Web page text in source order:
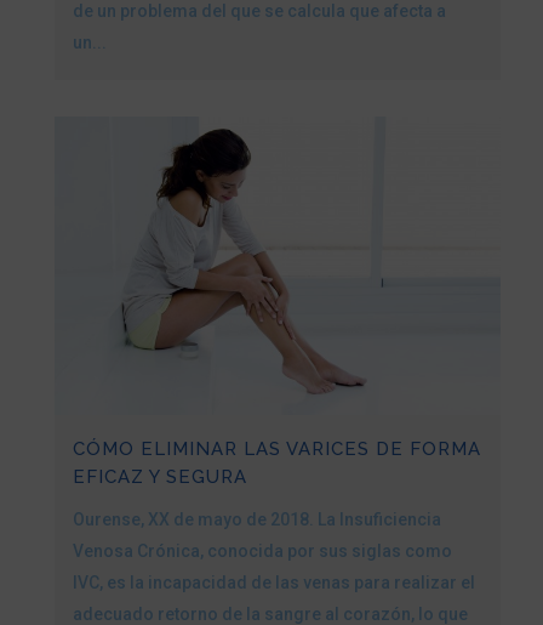
de un problema del que se calcula que afecta a
un...
CÓMO ELIMINAR LAS VARICES DE FORMA
EFICAZ Y SEGURA
Ourense, XX de mayo de 2018. La Insuficiencia
Venosa Crónica, conocida por sus siglas como
IVC, es la incapacidad de las venas para realizar el
adecuado retorno de la sangre al corazón, lo que